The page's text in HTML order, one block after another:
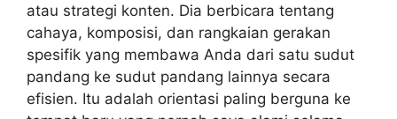
atau strategi konten. Dia berbicara tentang
cahaya, komposisi, dan rangkaian gerakan
spesifik yang membawa Anda dari satu sudut
pandang ke sudut pandang lainnya secara
efisien. Itu adalah orientasi paling berguna ke